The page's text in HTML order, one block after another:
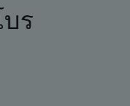
ร